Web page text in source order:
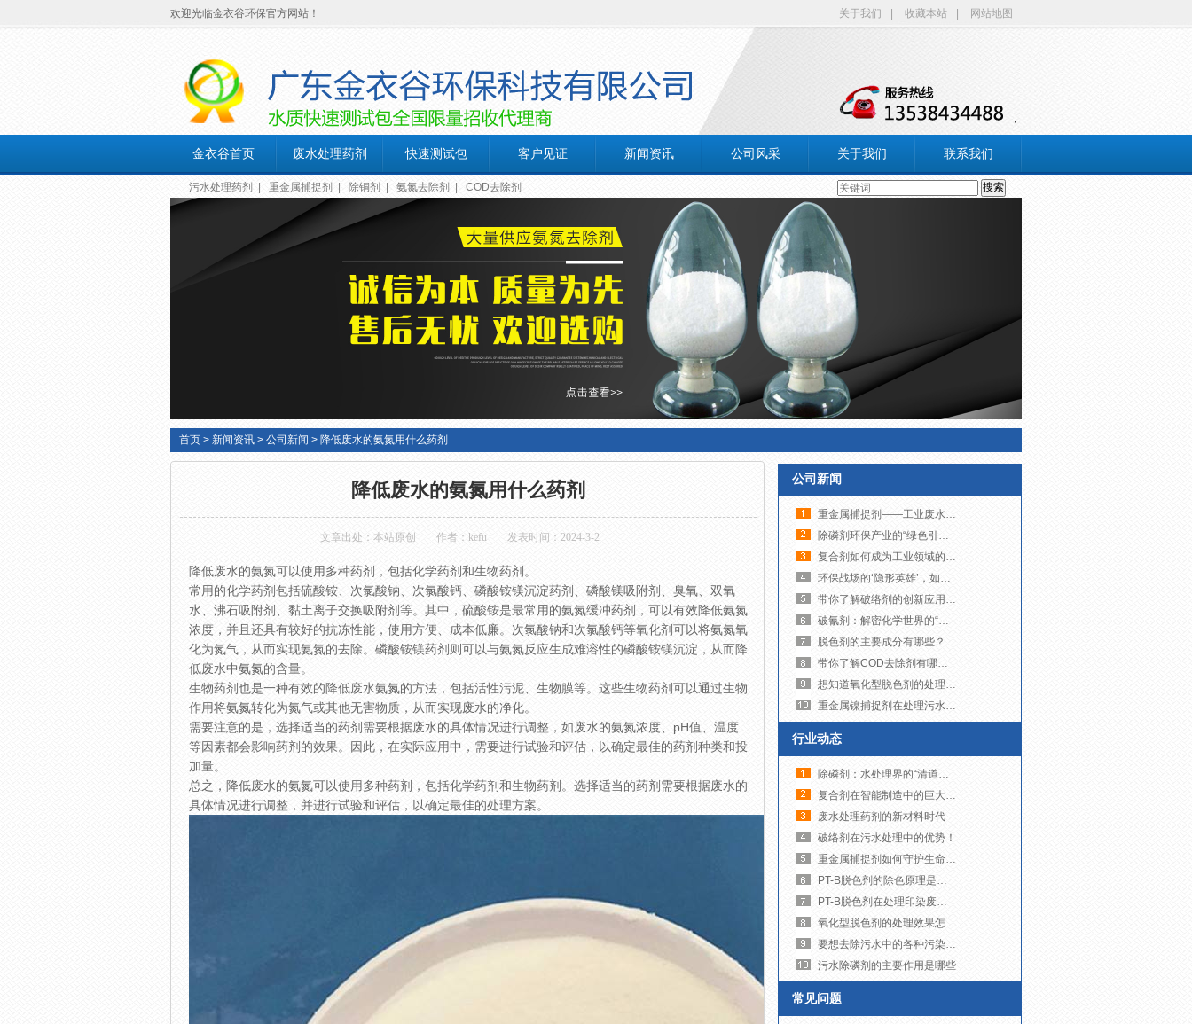
欢迎光临金衣谷环保官方网站！ 关于我们 收藏本站 网站地图
金衣谷首页 废水处理药剂 快速测试包 客户见证 新闻资讯 公司风采 关于我们 联系我们
污水处理药剂 重金属捕捉剂 除铜剂 氨氮去除剂 COD去除剂
首页 > 新闻资讯 > 公司新闻 > 降低废水的氨氮用什么药剂
降低废水的氨氮用什么药剂
文章出处：本站原创 作者：kefu 发表时间：2024-3-2
降低废水的氨氮可以使用多种药剂，包括化学药剂和生物药剂。
常用的化学药剂包括硫酸铵、次氯酸钠、次氯酸钙、磷酸铵镁沉淀药剂、磷酸镁吸附剂、臭氧、双氧
水、沸石吸附剂、黏土离子交换吸附剂等。其中，硫酸铵是最常用的氨氮缓冲药剂，可以有效降低氨氮
浓度，并且还具有较好的抗冻性能，使用方便、成本低廉。次氯酸钠和次氯酸钙等氧化剂可以将氨氮氧
化为氮气，从而实现氨氮的去除。磷酸铵镁药剂则可以与氨氮反应生成难溶性的磷酸铵镁沉淀，从而降
低废水中氨氮的含量。
生物药剂也是一种有效的降低废水氨氮的方法，包括活性污泥、生物膜等。这些生物药剂可以通过生物
作用将氨氮转化为氮气或其他无害物质，从而实现废水的净化。
需要注意的是，选择适当的药剂需要根据废水的具体情况进行调整，如废水的氨氮浓度、pH值、温度
等因素都会影响药剂的效果。因此，在实际应用中，需要进行试验和评估，以确定最佳的药剂种类和投
加量。
总之，降低废水的氨氮可以使用多种药剂，包括化学药剂和生物药剂。选择适当的药剂需要根据废水的
具体情况进行调整，并进行试验和评估，以确定最佳的处理方案。
公司新闻
重金属捕捉剂——工业废水治理的“精准狙击手”
除磷剂环保产业的“绿色引擎”，如何助力可持续发展？
复合剂如何成为工业领域的多面手？
环保战场的‘隐形英雄’，如何让污水变清流？
带你了解破络剂的创新应用与未来发展趋势
破氰剂：解密化学世界的“解毒大师”
脱色剂的主要成分有哪些？
带你了解COD去除剂有哪些品牌
想知道氧化型脱色剂的处理成本到底高不高吗？来看这里吧！
重金属镍捕捉剂在处理污水镍超标方面发挥着至关重要的作用
行业动态
除磷剂：水处理界的“清道夫”，如何让碧水重现？
复合剂在智能制造中的巨大潜力！
废水处理药剂的新材料时代
破络剂在污水处理中的优势！
重金属捕捉剂如何守护生命之源
PT-B脱色剂的除色原理是什么？
PT-B脱色剂在处理印染废水时有哪些注意事项
氧化型脱色剂的处理效果怎么样？
要想去除污水中的各种污染物，需要注意这些处理的流程！
污水除磷剂的主要作用是哪些
常见问题